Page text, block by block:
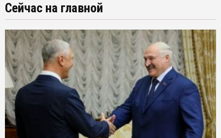
Сейчас на главной